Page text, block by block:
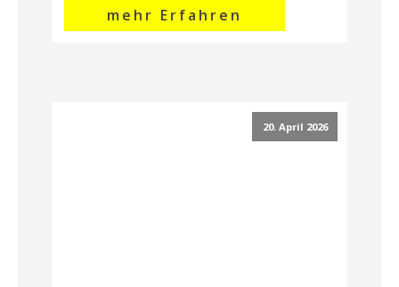
mehr Erfahren
20. April 2026